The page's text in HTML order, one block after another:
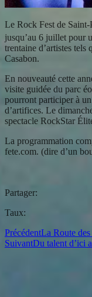
Le Rock Fest de Saint-
jusqu’au 6 juillet pour
trentaine d’artistes
Casabon.
En nouveauté cette
visite guidée du parc
pourront participer à
d’artifices. Le
spectacle RockStar
La programmation
fete.com. (dire d’un
Partager:
Taux:
PrécédentLa Route des
SuivantDu talent d’ici